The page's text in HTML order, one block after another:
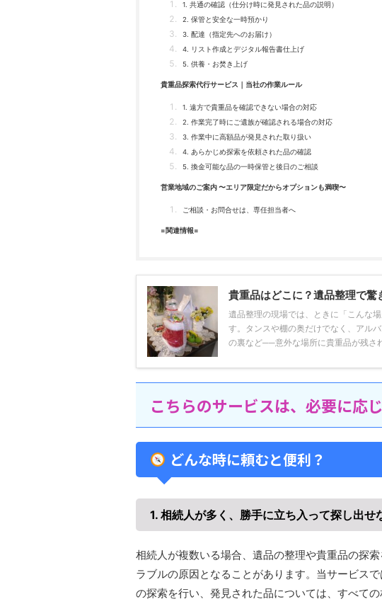
1. 共通の確認（仕分け時に発見された品の説明）
2. 保管と安全な一時預かり
3. 配達（指定先へのお届け）
4. リスト作成とデジタル報告書仕上げ
5. 供養・お焚き上げ
貴重品探索代行サービス｜当社の作業ルール
1. 遠方で貴重品を確認できない場合の対応
2. 作業完了時にご遺族が確認される場合の対応
3. 作業中に高額品が発見された取り扱い
4. あらかじめ探索を依頼された品の確認
5. 換金可能な品の一時保管と後日のご相談
営業地域のご案内 〜エリア限定だからオプションも満喫〜
ご相談・お問合せは、専任担当者へ
=関連情報=
貴重品はどこに？遺品整理で
遺品整理の現場では、ときに「こんな
す。タンスや棚の奥だけでなく、アル
の裏など──意外な場所に貴重品が残さ
こちらのサービスは、必要に応
どんな時に頼むと便利？
1. 相続人が多く、勝手に立ち入って探し出せ
相続人が複数いる場合、遺品の整理や貴重品の探
ラブルの原因となることがあります。​当サービス
の探索を行い、発見された品については、すべて